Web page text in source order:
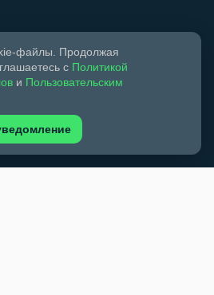
в социальных сетях
файлы. Продолжая
с Политикой
и Пользовательским